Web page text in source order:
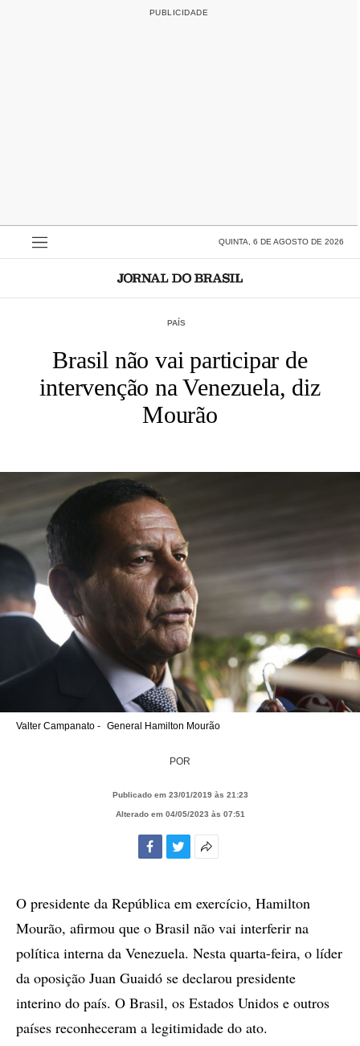
QUINTA, 6 DE AGOSTO DE 2026
PAÍS
Brasil não vai participar de
intervenção na Venezuela, diz
Mourão
Valter Campanato - General Hamilton Mourão
POR
Publicado em 23/01/2019 às 21:23
Alterado em 04/05/2023 às 07:51
compartilhamento
O presidente da República em exercício, Hamilton
Mourão, afirmou que o Brasil não vai interferir na
política interna da Venezuela. Nesta quarta-feira, o líder
da oposição Juan Guaidó se declarou presidente
interino do país. O Brasil, os Estados Unidos e outros
países reconheceram a legitimidade do ato.